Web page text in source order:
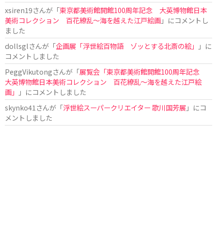
xsiren19さんが「東京都美術館開館100周年記念 大英博物館日本
美術コレクション 百花繚乱～海を越えた江戸絵画」にコメントし
ました
dollsglさんが「企画展「浮世絵百物語 ゾッとする北斎の絵」
」に
コメントしました
PeggVikutongさんが「展覧会「東京都美術館開館100周年記念
大英博物館日本美術コレクション 百花繚乱〜海を越えた江戸絵
画」
」にコメントしました
skynko41 さんが「浮世絵スーパークリエイター 歌川国芳展 」にコ
メントしました